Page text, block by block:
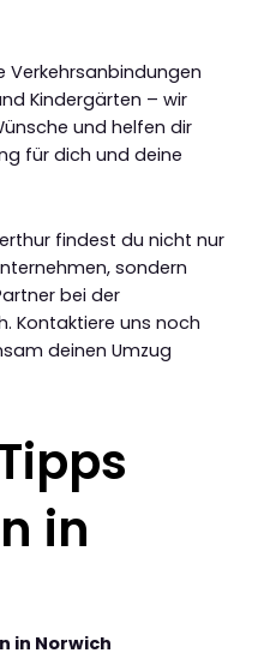
Verkehrsanbindungen
Kindergärten – wir
und helfen dir
für dich und deine
findest du nicht nur
sondern
bei der
Kontaktiere uns noch
deinen Umzug
in
in Norwich